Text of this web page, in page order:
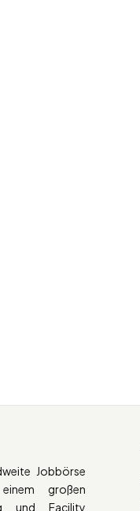
Jobbörse
großen
und Facility